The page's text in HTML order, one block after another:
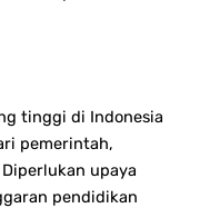
tinggi di Indonesia
pemerintah,
upaya
pendidikan